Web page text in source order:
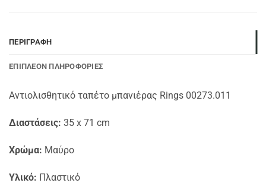
ΠΕΡΙΓΡΑΦΉ
ΕΠΙΠΛΈΟΝ ΠΛΗΡΟΦΟΡΊΕΣ
Αντιολισθητικό ταπέτο μπανιέρας Rings 00273.011
Διαστάσεις: 35 x 71 cm
Χρώμα: Μαύρο
Υλικό: Πλαστικό